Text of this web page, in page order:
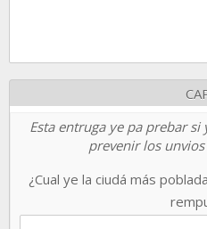
Esta entruga ye pa prebar
prevenir los
¿Cual ye la ciudá más